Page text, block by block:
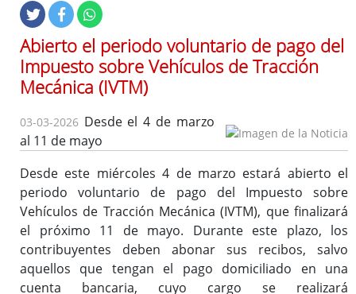
Noticias
Lista
de
distribución
Abierto el periodo voluntario de pago del
Impuesto sobre Vehículos de Tracción
Mecánica (IVTM)
03-03-2026 Desde el 4 de marzo
al 11 de mayo
Desde este miércoles 4 de marzo estará abierto el
periodo voluntario de pago del Impuesto sobre
Vehículos de Tracción Mecánica (IVTM), que finalizará
el próximo 11 de mayo. Durante este plazo, los
contribuyentes deben abonar sus recibos, salvo
aquellos que tengan el pago domiciliado en una
cuenta bancaria, cuyo cargo se realizará